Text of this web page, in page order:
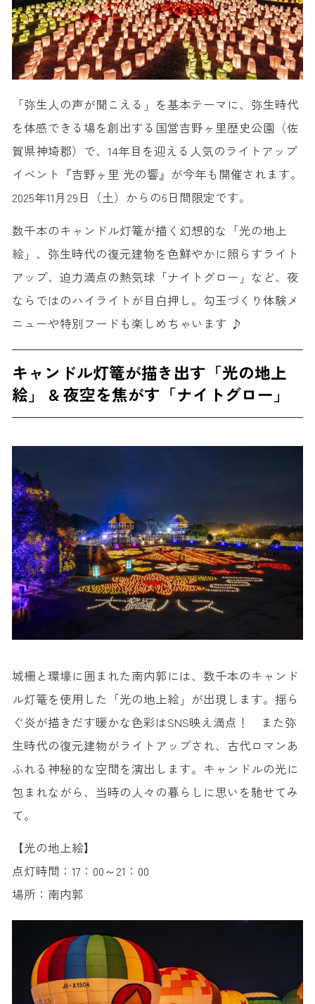
「弥生人の声が聞こえる」を基本テーマに、弥生時代
を体感できる場を創出する国営吉野ヶ里歴史公園（佐
賀県神埼郡）で、14年目を迎える人気のライトアップ
イベント『吉野ヶ里 光の響』が今年も開催されます。
2025年11月29日（土）からの6日間限定です。
数千本のキャンドル灯篭が描く幻想的な「光の地上
絵」、弥生時代の復元建物を色鮮やかに照らすライト
アップ、迫力満点の熱気球「ナイトグロー」など、夜
ならではのハイライトが目白押し。勾玉づくり体験メ
ニューや特別フードも楽しめちゃいます ♪
キャンドル灯篭が描き出す「光の地上
絵」 & 夜空を焦がす「ナイトグロー」
城柵と環壕に囲まれた南内郭には、数千本のキャンド
ル灯篭を使用した「光の地上絵」が出現します。揺ら
ぐ炎が描きだす暖かな色彩はSNS映え満点！ また弥
生時代の復元建物がライトアップされ、古代ロマンあ
ふれる神秘的な空間を演出します。キャンドルの光に
包まれながら、当時の人々の暮らしに思いを馳せてみ
て。
【光の地上絵】
点灯時間：17：00～21：00
場所：南内郭